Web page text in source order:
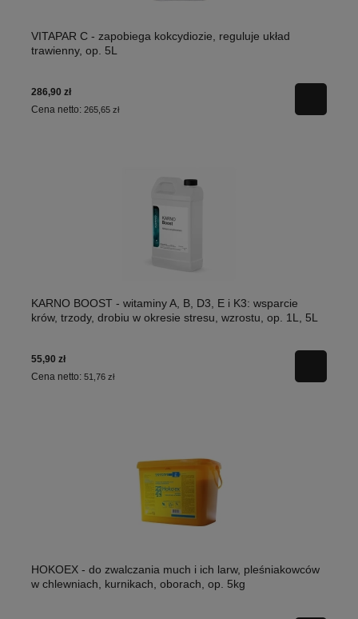
VITAPAR C - zapobiega kokcydiozie, reguluje układ
trawienny, op. 5L
286,90 zł
Cena netto: 265,65 zł
KARNO BOOST - witaminy A, B, D3, E i K3: wsparcie
krów, trzody, drobiu w okresie stresu, wzrostu, op. 1L, 5L
55,90 zł
Cena netto: 51,76 zł
HOKOEX - do zwalczania much i ich larw, pleśniakowców
w chlewniach, kurnikach, oborach, op. 5kg